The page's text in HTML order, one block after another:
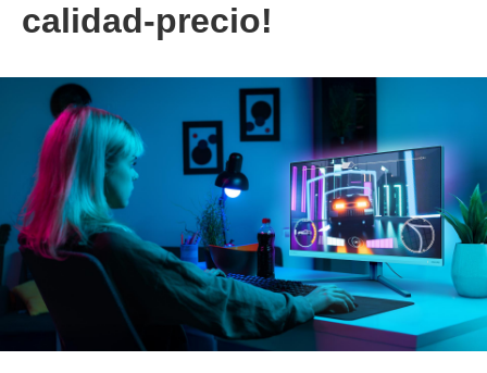
calidad-precio!